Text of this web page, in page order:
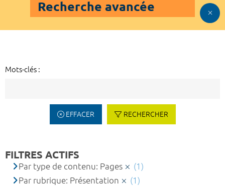
Recherche avancée
Mots-clés :
EFFACER RECHERCHER
FILTRES ACTIFS
Par type de contenu: Pages
(1)
Par rubrique: Présentation
(1)